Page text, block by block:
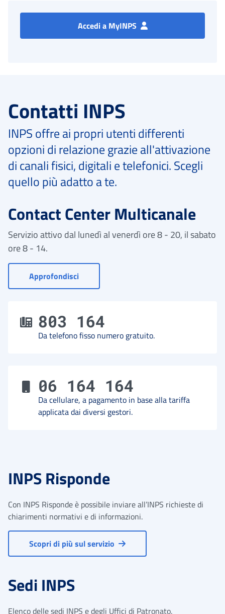
Accedi a MyINPS
Contatti INPS
INPS offre ai propri utenti differenti
opzioni di relazione grazie all'attivazione
di canali fisici, digitali e telefonici. Scegli
quello più adatto a te.
Contact Center Multicanale
Servizio attivo dal lunedì al venerdì ore 8 - 20, il sabato
ore 8 - 14.
Approfondisci- Vai a Contact Center
803 164
Da telefono fisso numero gratuito.
06 164 164
Da cellulare, a pagamento in base alla tariffa
applicata dai diversi gestori.
INPS Risponde
Con INPS Risponde è possibile inviare all’INPS richieste di
chiarimenti normativi e di informazioni.
Scopri di più sul servizio
Sedi INPS
Elenco delle sedi INPS e degli Uffici di Patronato.